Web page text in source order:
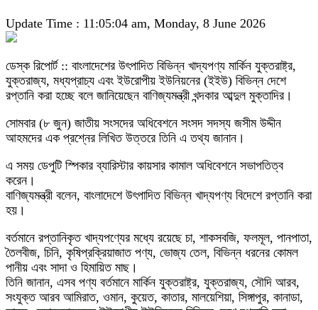
Update Time : 11:05:04 am, Monday, 8 June 2026
ডেস্ক রিপোর্ট :: বাংলাদেশের উৎপাদিত বিভিন্ন খাদ্যপণ্য মার্কিন যুক্তরাষ্ট্র,
যুক্তরাজ্য, মধ্যপ্রাচ্য এবং ইউরোপীয় ইউনিয়নের (ইইউ) বিভিন্ন দেশে
রপ্তানি করা হচ্ছে বলে জানিয়েছেন বাণিজ্যমন্ত্রী খন্দকার আব্দুল মুক্তাদির।
সোমবার (৮ জুন) জাতীয় সংসদের অধিবেশনে সংসদ সদস্য জসীম উদ্দীন
আহমদের এক প্রশ্নের লিখিত উত্তরে তিনি এ তথ্য জানান।
এ সময় ডেপুটি স্পিকার ব্যারিস্টার কায়সার কামাল অধিবেশনে সভাপতিত্ব
করেন।
বাণিজ্যমন্ত্রী বলেন, বাংলাদেশে উৎপাদিত বিভিন্ন খাদ্যপণ্য বিদেশে রপ্তানি করা
হয়।
বর্তমানে রপ্তানিকৃত খাদ্যপণ্যের মধ্যে রয়েছে চা, শাকসবজি, ফলমূল, পানপাতা,
তৈলবীজ, চিনি, কৃষিপ্রক্রিয়াজাত পণ্য, ভোজ্য তেল, বিভিন্ন ধরনের কোমল
পানীয় এবং সাদা ও হিমায়িত মাছ।
তিনি জানান, এসব পণ্য বর্তমানে মার্কিন যুক্তরাষ্ট্র, যুক্তরাজ্য, সৌদি আরব,
সংযুক্ত আরব আমিরাত, ওমান, কুয়েত, কাতার, মালয়েশিয়া, সিঙ্গাপুর, কানাডা,